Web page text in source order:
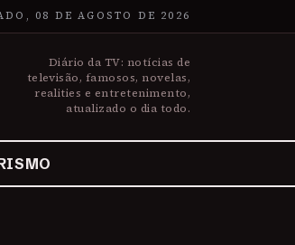
08 DE AGOSTO DE 2026
Diário da TV: notícias de
televisão, famosos, novelas,
realities e entretenimento,
atualizado o dia todo.